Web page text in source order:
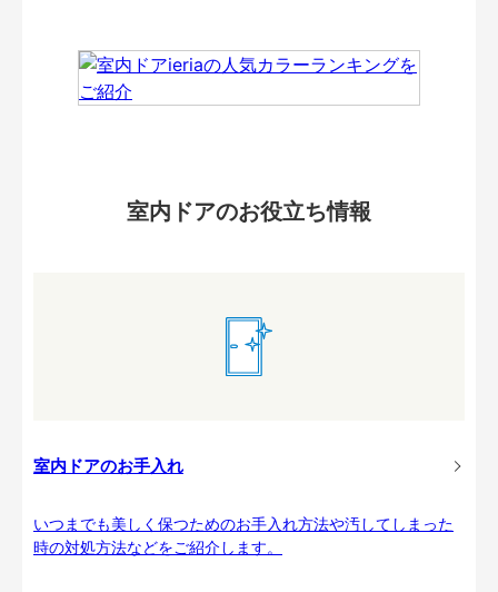
室内ドアのお役立ち情報
室内ドアのお手入れ
いつまでも美しく保つためのお手入れ方法や汚してしまった
時の対処方法などをご紹介します。